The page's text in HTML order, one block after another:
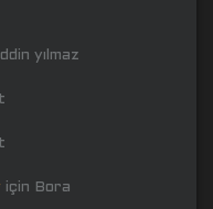
yılmaz
için Bora